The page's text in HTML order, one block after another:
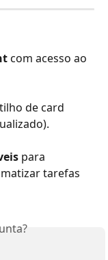
com acesso ao
de card
para
tarefas